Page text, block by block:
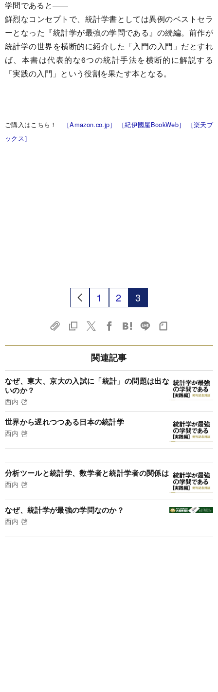
学問であると――
鮮烈なコンセプトで、統計学書としては異例のベストセラ
ーとなった『統計学が最強の学問である』の続編。前作が
統計学の世界を横断的に紹介した「入門の入門」だとすれ
ば、本書は代表的な6つの統計手法を横断的に解説する
「実践の入門」という役割を果たす本となる。
ご購入はこちら！ ［Amazon.co.jp］ ［紀伊國屋BookWeb］
［楽天ブ
ックス］
1 2 3
関連記事
なぜ、東大、京大の入試に「統計」の問題は出な
いのか？
西内 啓
世界から遅れつつある日本の統計学
西内 啓
分析ツールと統計学、数学者と統計学者の関係は
西内 啓
なぜ、統計学が最強の学問なのか？
西内 啓